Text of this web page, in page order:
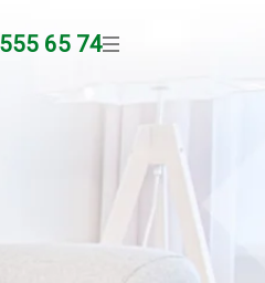
65 74